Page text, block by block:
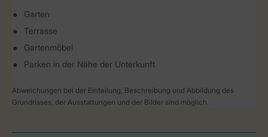
Garten
Terrasse
Gartenmöbel
Parken in der Nähe der Unterkunft
Abweichungen bei der Einteilung, Beschreibung und Abbildung des
Grundrisses, der Ausstattungen und der Bilder sind möglich.